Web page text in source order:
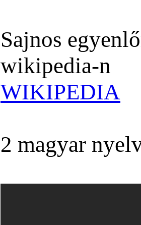
Sajnos
wikipedia-n
WIKIPEDIA
2 magyar